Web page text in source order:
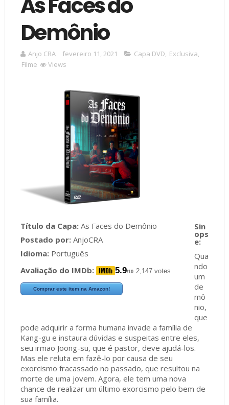
Demônio
Anjo CRA fevereiro 11, 2021 Capa DVD, Exclusiva,
Filme
Views
Título da Capa:As Faces do Demônio
Postado por:AnjoCRA
Idioma:Português
Avaliação do IMDb:
5.9/10 2,147 votes
Comprar este item na Amazon!
Qua
ndo
um
de
mô
nio,
que
pode adquirir a forma humana invade a família de
Kang-gu e instaura dúvidas e suspeitas entre eles,
seu irmão Joong-su, que é pastor, deve ajudá-los.
Mas ele reluta em fazê-lo por causa de seu
exorcismo fracassado no passado, que resultou na
morte de uma jovem. Agora, ele tem uma nova
chance de realizar um último exorcismo pelo bem de
sua família.